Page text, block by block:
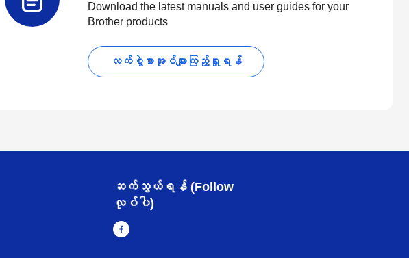
Download the latest manuals and user guides for your
Brother products
လက်စွဲစာအုပ်များကြည့်ရှုရန်
ဆက်သွယ်ရန် (Follow
လုပ်ပါ)